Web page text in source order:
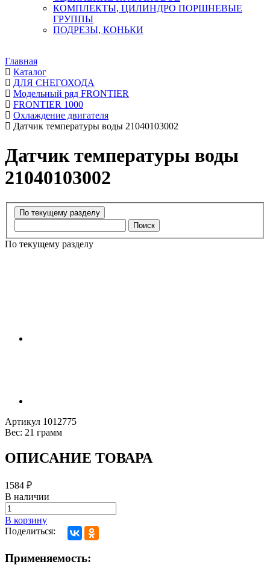
КОМПЛЕКТЫ, ЦИЛИНДРО ПОРШНЕВЫЕ
ГРУППЫ
ПОДРЕЗЫ, КОНЬКИ
Главная
Каталог
ДЛЯ СНЕГОХОДА
Модельный ряд FRONTIER
FRONTIER 1000
Охлаждение двигателя
Датчик температуры воды 21040103002
Датчик температуры воды
21040103002
Поиск
По текущему разделу
Артикул 1012775
Вес: 21 грамм
ОПИСАНИЕ ТОВАРА
1584 ₽
В наличии
В корзину
Поделиться:
Применяемость: